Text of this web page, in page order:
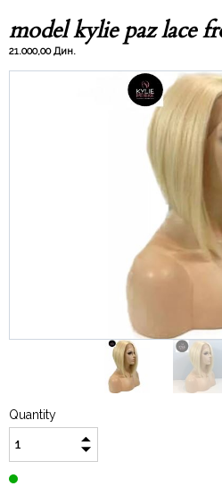
model kylie paz lace
21.000,00 Дин.
Quantity